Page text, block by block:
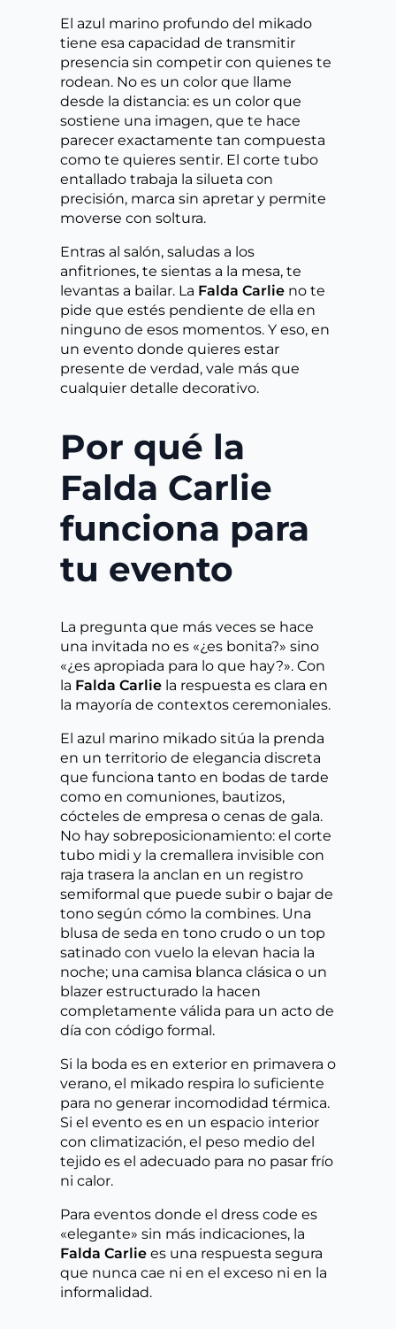
El azul marino profundo del mikado
tiene esa capacidad de transmitir
presencia sin competir con quienes te
rodean. No es un color que llame
desde la distancia: es un color que
sostiene una imagen, que te hace
parecer exactamente tan compuesta
como te quieres sentir. El corte tubo
entallado trabaja la silueta con
precisión, marca sin apretar y permite
moverse con soltura.
Entras al salón, saludas a los
anfitriones, te sientas a la mesa, te
levantas a bailar. La Falda Carlie no te
pide que estés pendiente de ella en
ninguno de esos momentos. Y eso, en
un evento donde quieres estar
presente de verdad, vale más que
cualquier detalle decorativo.
Por qué la
Falda Carlie
funciona para
tu evento
La pregunta que más veces se hace
una invitada no es «¿es bonita?» sino
«¿es apropiada para lo que hay?». Con
la Falda Carlie la respuesta es clara en
la mayoría de contextos ceremoniales.
El azul marino mikado sitúa la prenda
en un territorio de elegancia discreta
que funciona tanto en bodas de tarde
como en comuniones, bautizos,
cócteles de empresa o cenas de gala.
No hay sobreposicionamiento: el corte
tubo midi y la cremallera invisible con
raja trasera la anclan en un registro
semiformal que puede subir o bajar de
tono según cómo la combines. Una
blusa de seda en tono crudo o un top
satinado con vuelo la elevan hacia la
noche; una camisa blanca clásica o un
blazer estructurado la hacen
completamente válida para un acto de
día con código formal.
Si la boda es en exterior en primavera o
verano, el mikado respira lo suficiente
para no generar incomodidad térmica.
Si el evento es en un espacio interior
con climatización, el peso medio del
tejido es el adecuado para no pasar frío
ni calor.
Para eventos donde el dress code es
«elegante» sin más indicaciones, la
Falda Carlie es una respuesta segura
que nunca cae ni en el exceso ni en la
informalidad.